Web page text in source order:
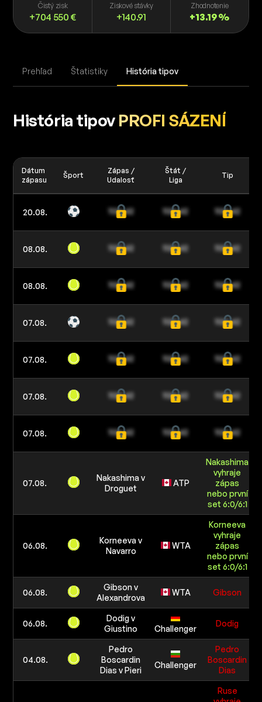
Čistý zisk
+704 550 €
Ziskové stávky
+140.91
Zhodnotenie
+13.19 %
Prehľad Štatistiky História tipov
História tipov PROFI SÁZENÍ
Dátum
zápasu
Šport
Zápas /
Udalosť
Štát /
Liga
Tip
20.08.
08.08.
08.08.
07.08.
07.08.
07.08.
07.08.
07.08.
Nakashima v
Droguet
ATP
Nakashima
vyhraje
zápas
nebo první
set 6:0/6:1
06.08.
Korneeva v
Navarro
WTA
Korneeva
vyhraje
zápas
nebo první
set 6:0/6:1
06.08.
Gibson v
Alexandrova
WTA Gibson
06.08.
Dodig v
Giustino
Challenger
Dodig
04.08.
Pedro
Boscardin
Dias v Pieri
Challenger
Pedro
Boscardin
Dias
Ruse